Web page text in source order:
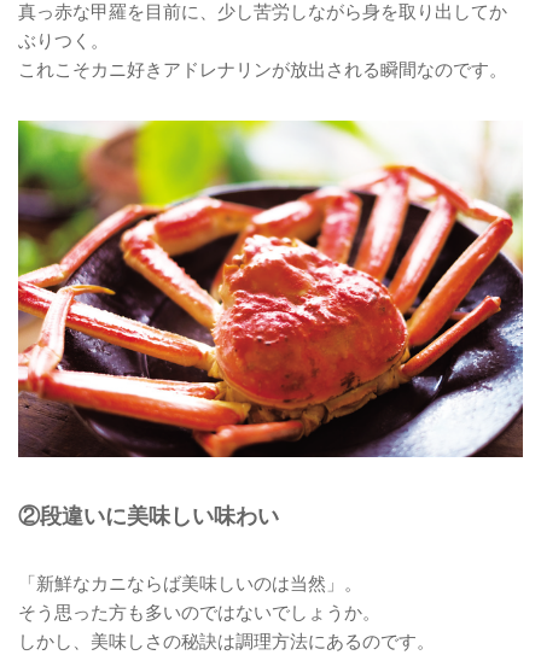
真っ赤な甲羅を目前に、少し苦労しながら身を取り出してか
ぶりつく。
これこそカニ好きアドレナリンが放出される瞬間なのです。
②段違いに美味しい味わい
「新鮮なカニならば美味しいのは当然」。
そう思った方も多いのではないでしょうか。
しかし、美味しさの秘訣は調理方法にあるのです。